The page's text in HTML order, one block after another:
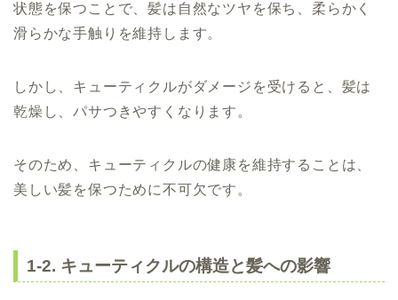
状態を保つことで、髪は自然なツヤを保ち、柔らかく
滑らかな手触りを維持します。
しかし、キューティクルがダメージを受けると、髪は
乾燥し、パサつきやすくなります。
そのため、キューティクルの健康を維持することは、
美しい髪を保つために不可欠です。
1-2. キューティクルの構造と髪への影響